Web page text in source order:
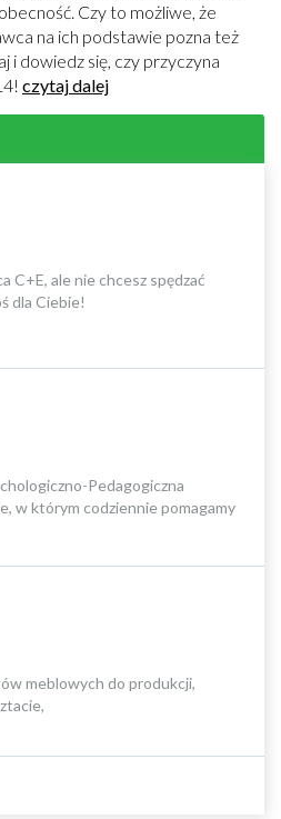
Czy to możliwe, że
na ich podstawie pozna też
i dowiedz się, czy przyczyna
czytaj dalej
C+E, ale nie chcesz spędzać
dla Ciebie!
Pedagogiczna
w którym codziennie pomagamy
meblowych do produkcji,